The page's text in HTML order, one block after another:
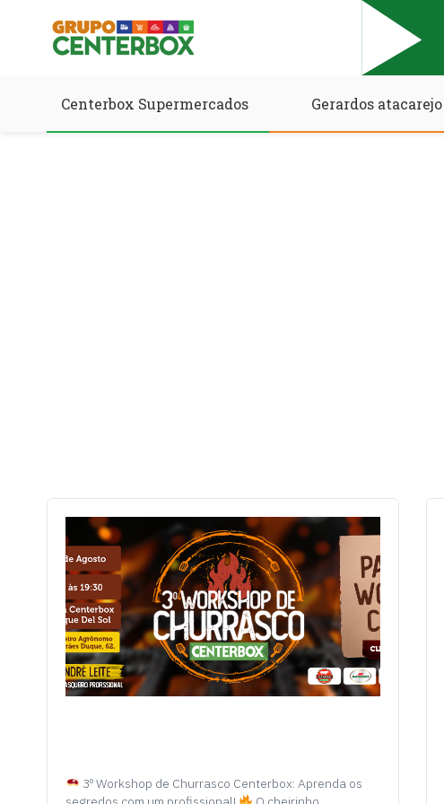
Centerbox Supermercados Gerardos atacarejo
3º Workshop de Churrasco Centerbox: Aprenda os